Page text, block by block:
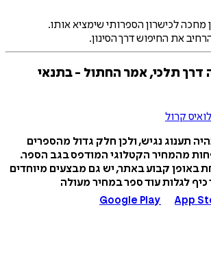
מחכה לכישרון הספרותי שימציא אותו.
את החיפוש דרך הסינון.
דרך תלכי, אמר החתול - בתנאי
קרול
תענוג נגיש, ולכן חלק גדול מהספרים
מהמחיר הקטלוגי המודפס בגב הספר.
באופן קבוע באתר, יש גם מבצעים מיוחדים
כיף לגלות עוד ספר במחיר מעולה
Google Play
App